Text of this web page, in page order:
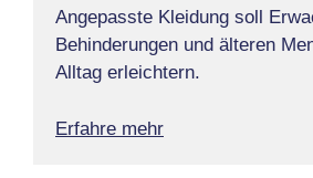
Angepasste Kleidung soll
Behinderungen und älteren
Alltag erleichtern.
Erfahre mehr